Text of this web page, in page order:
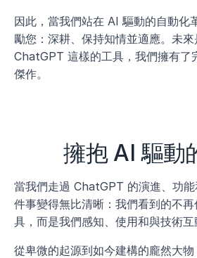
因此，當我們站在 AI 驅動的自動化
勵您：深耕、保持知情並適應。未
ChatGPT 這樣的工具，我們擁有了
傑作。
擁抱 AI 驅動
當我們走過 ChatGPT 的演進、功
件事變得無比清晰：我們看到的不
具，而是我們感知、使用和與技術互
從卑微的起源到如今建構的龐然大